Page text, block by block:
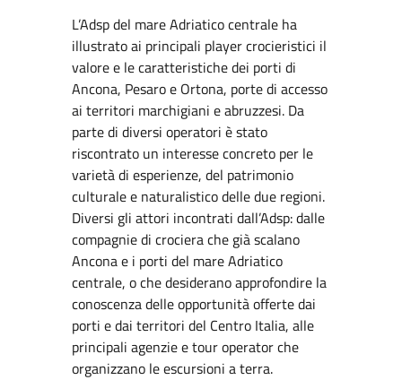
L’Adsp del mare Adriatico centrale ha
illustrato ai principali player crocieristici il
valore e le caratteristiche dei porti di
Ancona, Pesaro e Ortona, porte di accesso
ai territori marchigiani e abruzzesi. Da
parte di diversi operatori è stato
riscontrato un interesse concreto per le
varietà di esperienze, del patrimonio
culturale e naturalistico delle due regioni.
Diversi gli attori incontrati dall’Adsp: dalle
compagnie di crociera che già scalano
Ancona e i porti del mare Adriatico
centrale, o che desiderano approfondire la
conoscenza delle opportunità offerte dai
porti e dai territori del Centro Italia, alle
principali agenzie e tour operator che
organizzano le escursioni a terra.